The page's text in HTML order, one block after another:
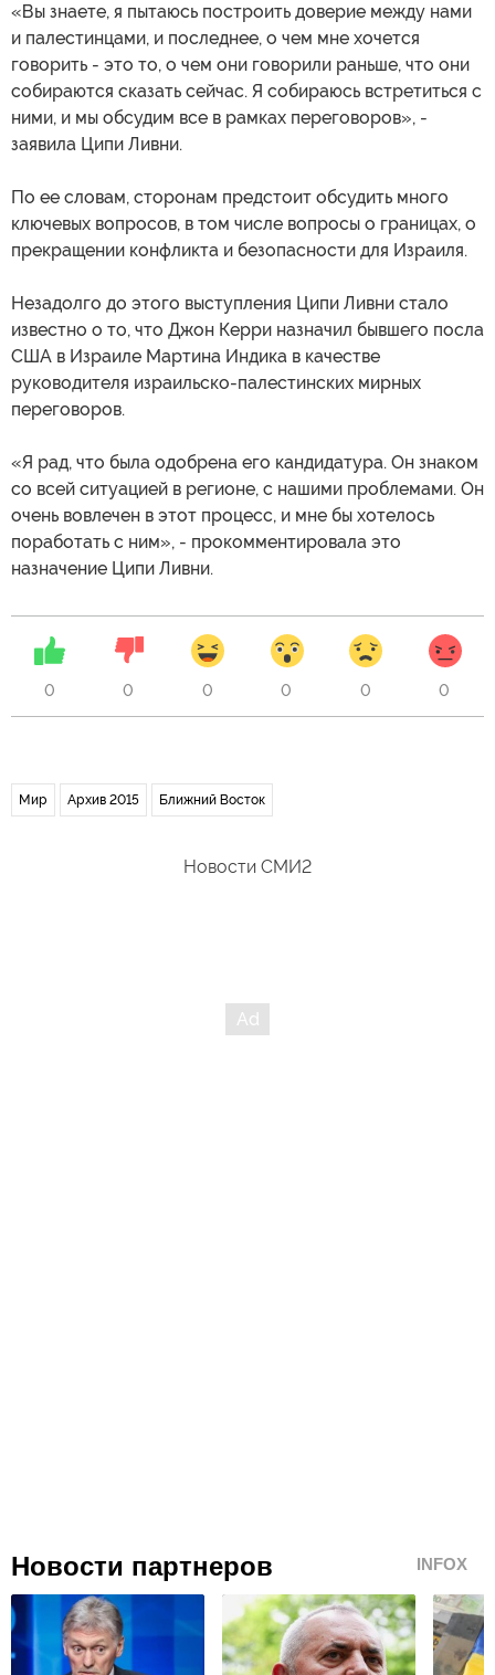
«Вы знаете, я пытаюсь построить доверие между нами
и палестинцами, и последнее, о чем мне хочется
говорить - это то, о чем они говорили раньше, что они
собираются сказать сейчас. Я собираюсь встретиться с
ними, и мы обсудим все в рамках переговоров», -
заявила Ципи Ливни.
По ее словам, сторонам предстоит обсудить много
ключевых вопросов, в том числе вопросы о границах, о
прекращении конфликта и безопасности для Израиля.
Незадолго до этого выступления Ципи Ливни стало
известно о то, что Джон Керри назначил бывшего посла
США в Израиле Мартина Индика в качестве
руководителя израильско-палестинских мирных
переговоров.
«Я рад, что была одобрена его кандидатура. Он знаком
со всей ситуацией в регионе, с нашими проблемами. Он
очень вовлечен в этот процесс, и мне бы хотелось
поработать с ним», - прокомментировала это
назначение Ципи Ливни.
0 0 0 0 0 0
Мир Архив 2015 Ближний Восток
Новости СМИ2
Новости партнеров INFOX